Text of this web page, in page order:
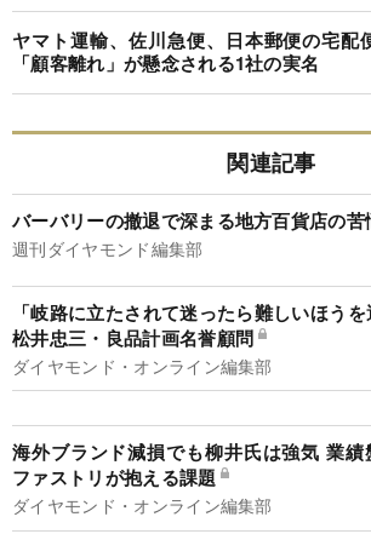
ヤマト運輸、佐川急便、日本郵便の宅配
「顧客離れ」が懸念される1社の実名
関連記事
バーバリーの撤退で深まる地方百貨店の苦
週刊ダイヤモンド編集部
「岐路に立たされて迷ったら難しいほうを
松井忠三・良品計画名誉顧問
ダイヤモンド・オンライン編集部
海外ブランド減損でも柳井氏は強気 業績
ファストリが抱える課題
ダイヤモンド・オンライン編集部